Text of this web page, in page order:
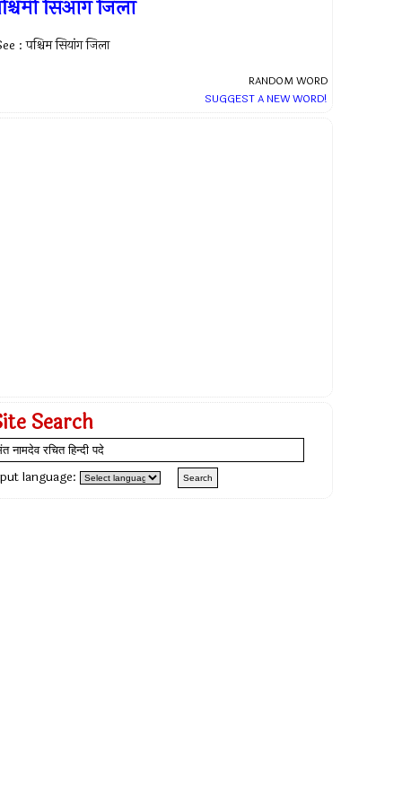
सिआंग जिला
: पश्चिम सियांग जिला
RANDOM WORD
SUGGEST A NEW WORD!
Search
language: